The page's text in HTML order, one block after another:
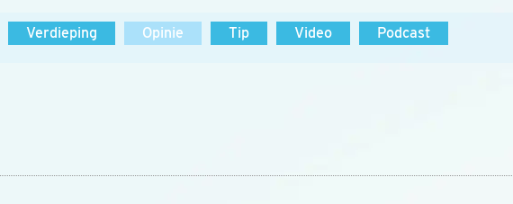
Verdieping Opinie Tip Video Podcast